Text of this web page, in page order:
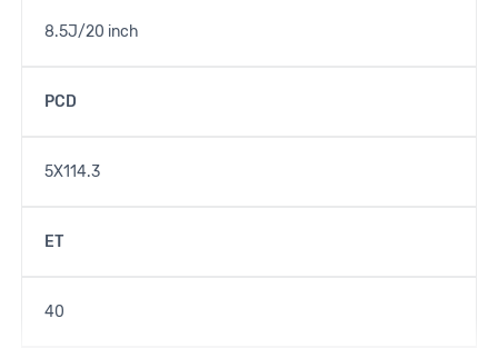
8.5J/20 inch
PCD
5X114.3
ET
40